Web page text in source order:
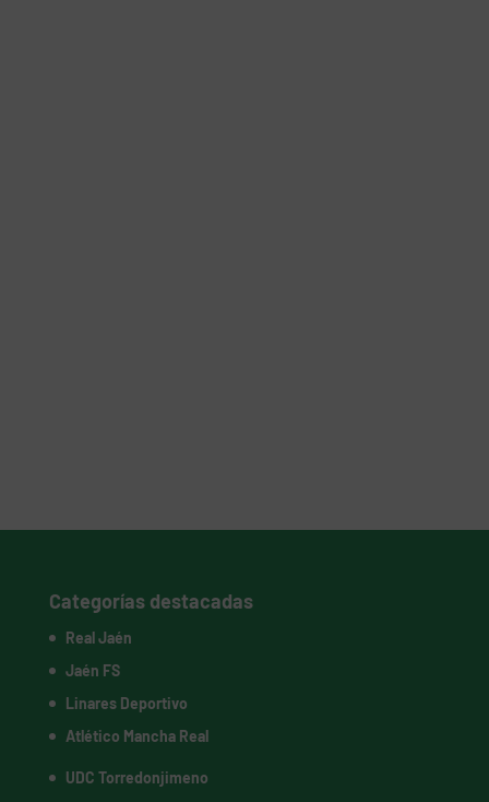
Categorías destacadas
Real Jaén
Jaén FS
Linares Deportivo
Atlético Mancha Real
UDC Torredonjimeno